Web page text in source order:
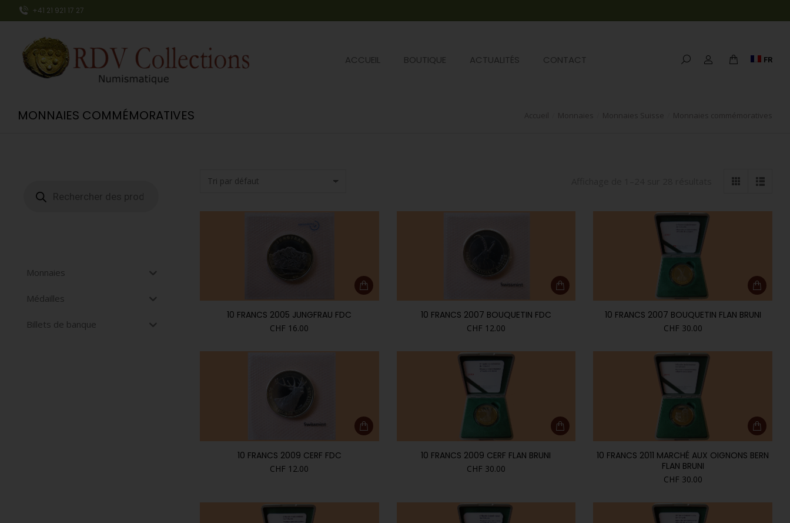
+41 21 921 17 27
ACCUEIL BOUTIQUE ACTUALITÉS CONTACT FR
MONNAIES COMMÉMORATIVES Accueil Monnaies Monnaies Suisse Monnaies commémoratives
10 FRANCS 2005 JUNGFRAU FDC
CHF 16.00
10 FRANCS 2007 BOUQUETIN FDC
CHF 12.00
10 FRANCS 2007 BOUQUETIN FLAN BRUNI
CHF 30.00
10 FRANCS 2009 CERF FDC
CHF 12.00
10 FRANCS 2009 CERF FLAN BRUNI
CHF 30.00
10 FRANCS 2011 MARCHÉ AUX OIGNONS BERN
FLAN BRUNI
CHF 30.00
Monnaies
Médailles
Billets de banque